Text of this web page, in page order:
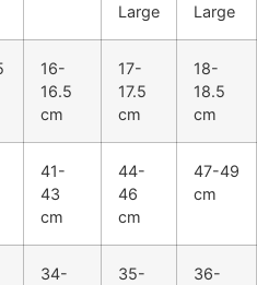
Large
Large
16-
16.5
cm
17-
17.5
cm
18-
18.5
cm
41-
43
cm
44-
46
cm
47-49
cm
34-
35-
36-